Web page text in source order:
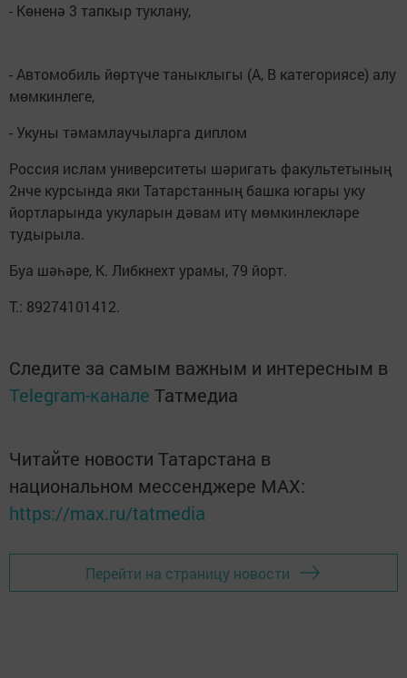
- Көненә 3 тапкыр туклану,
- Автомобиль йөртүче таныклыгы (А, В категориясе) алу
мөмкинлеге,
- Укуны тәмамлаучыларга диплом
Россия ислам университеты шәригать факультетының
2нче курсында яки Татарстанның башка югары уку
йортларында укуларын дәвам итү мөмкинлекләре
тудырыла.
Буа шәһәре, К. Либкнехт урамы, 79 йорт.
Т.: 89274101412.
Следите за самым важным и интересным в
Telegram-канале Татмедиа
Читайте новости Татарстана в
национальном мессенджере MАХ:
https://max.ru/tatmedia
Перейти на страницу новости